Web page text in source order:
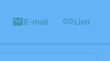
E-mail Lien